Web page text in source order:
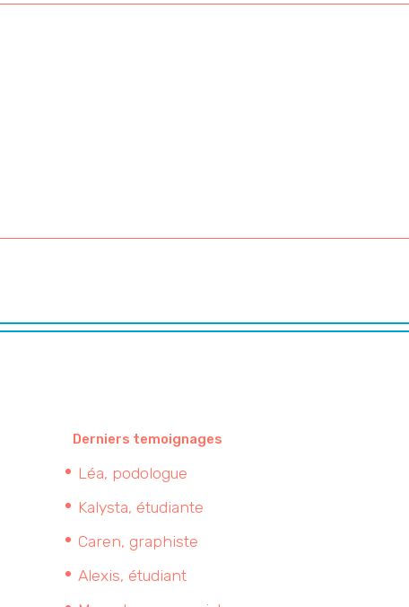
Derniers temoignages
Léa, podologue
Kalysta, étudiante
Caren, graphiste
Alexis, étudiant